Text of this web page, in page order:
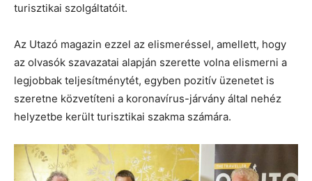
turisztikai szolgáltatóit.
Az Utazó magazin ezzel az elismeréssel, amellett, hogy
az olvasók szavazatai alapján szerette volna elismerni a
legjobbak teljesítménytét, egyben pozitív üzenetet is
szeretne közvetíteni a koronavírus-járvány által nehéz
helyzetbe került turisztikai szakma számára.